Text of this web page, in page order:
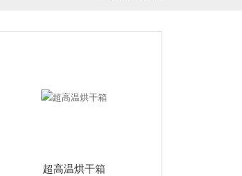
超高温烘干箱